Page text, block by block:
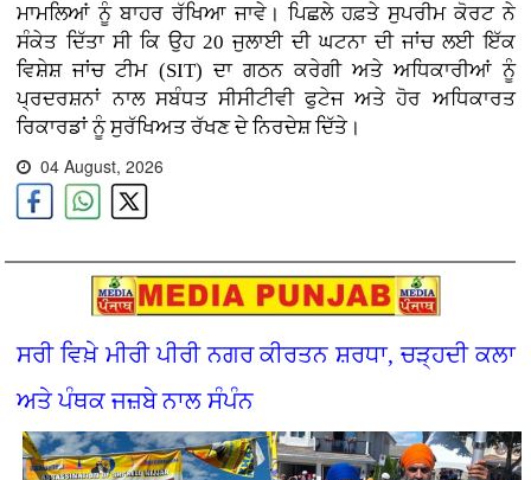
ਮਾਮਲਿਆਂ ਨੂੰ ਬਾਹਰ ਰੱਖਿਆ ਜਾਵੇ। ਪਿਛਲੇ ਹਫ਼ਤੇ ਸੁਪਰੀਮ ਕੋਰਟ ਨੇ
ਸੰਕੇਤ ਦਿੱਤਾ ਸੀ ਕਿ ਉਹ 20 ਜੁਲਾਈ ਦੀ ਘਟਨਾ ਦੀ ਜਾਂਚ ਲਈ ਇੱਕ
ਵਿਸ਼ੇਸ਼ ਜਾਂਚ ਟੀਮ (SIT) ਦਾ ਗਠਨ ਕਰੇਗੀ ਅਤੇ ਅਧਿਕਾਰੀਆਂ ਨੂੰ
ਪ੍ਰਦਰਸ਼ਨਾਂ ਨਾਲ ਸਬੰਧਤ ਸੀਸੀਟੀਵੀ ਫੁਟੇਜ ਅਤੇ ਹੋਰ ਅਧਿਕਾਰਤ
ਰਿਕਾਰਡਾਂ ਨੂੰ ਸੁਰੱਖਿਅਤ ਰੱਖਣ ਦੇ ਨਿਰਦੇਸ਼ ਦਿੱਤੇ।
04 August, 2026
ਸਰੀ ਵਿਖ਼ੇ ਮੀਰੀ ਪੀਰੀ ਨਗਰ ਕੀਰਤਨ ਸ਼ਰਧਾ, ਚੜ੍ਹਦੀ ਕਲਾ
ਅਤੇ ਪੰਥਕ ਜਜ਼ਬੇ ਨਾਲ ਸੰਪੰਨ